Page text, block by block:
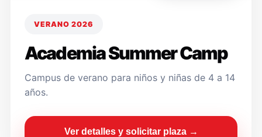
VERANO 2026
Academia Summer Camp
Campus de verano para niños y niñas de 4 a 14
años.
Ver detalles y solicitar plaza →